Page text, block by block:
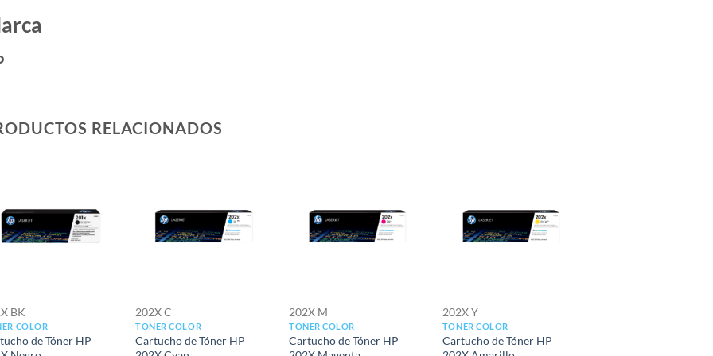
RELACIONADOS
wishlist
BK
COLOR
de Tóner HP
wishlist
202X C
TONER COLOR
Cartucho de Tóner HP
wishlist
202X M
TONER COLOR
Cartucho de Tóner HP
wishlist
202X Y
TONER COLOR
Cartucho de Tóner HP